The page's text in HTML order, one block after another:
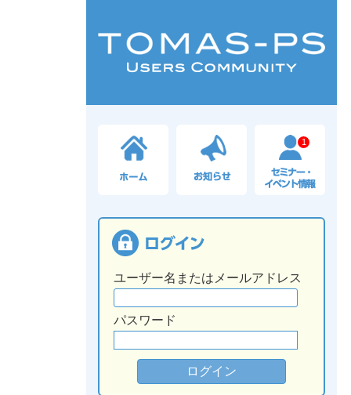
1
ユーザー名またはメールアドレス
パスワード